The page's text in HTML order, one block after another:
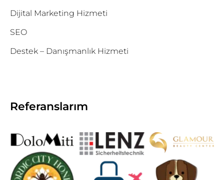
Dijital Marketing Hizmeti
SEO
Destek – Danışmanlık Hizmeti
Referanslarım